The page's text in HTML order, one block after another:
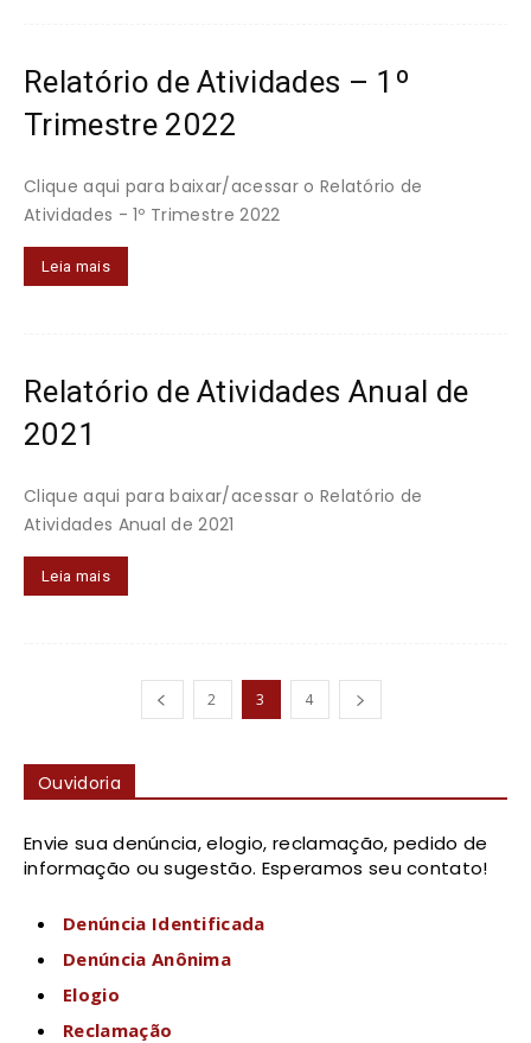
Relatório de Atividades – 1º
Trimestre 2022
Clique aqui para baixar/acessar o Relatório de
Atividades - 1º Trimestre 2022
Leia mais
Relatório de Atividades Anual de
2021
Clique aqui para baixar/acessar o Relatório de
Atividades Anual de 2021
Leia mais
2 3 4
Ouvidoria
Envie sua denúncia, elogio, reclamação, pedido de
informação ou sugestão. Esperamos seu contato!
Denúncia Identificada
Denúncia Anônima
Elogio
Reclamação